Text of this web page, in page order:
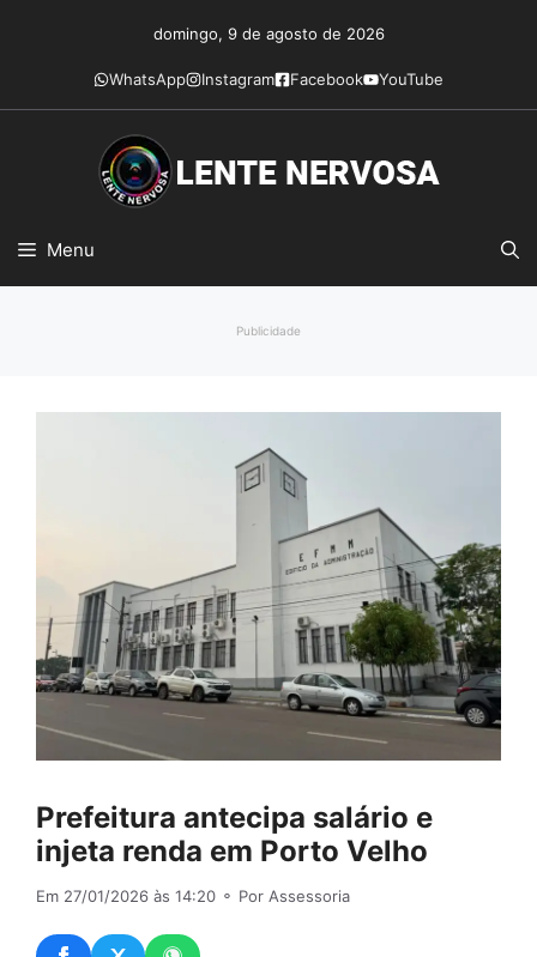
conteúdo
domingo, 9 de agosto de 2026
WhatsApp Instagram Facebook YouTube
Menu
Publicidade
Prefeitura antecipa salário e
injeta renda em Porto Velho
Em 27/01/2026 às 14:20 ⚬ Por Assessoria